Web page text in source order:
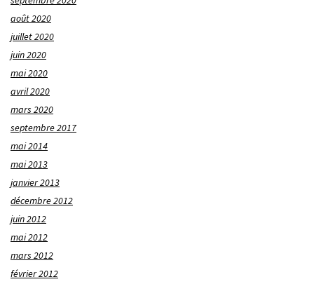
août 2020
juillet 2020
juin 2020
mai 2020
avril 2020
mars 2020
septembre 2017
mai 2014
mai 2013
janvier 2013
décembre 2012
juin 2012
mai 2012
mars 2012
février 2012